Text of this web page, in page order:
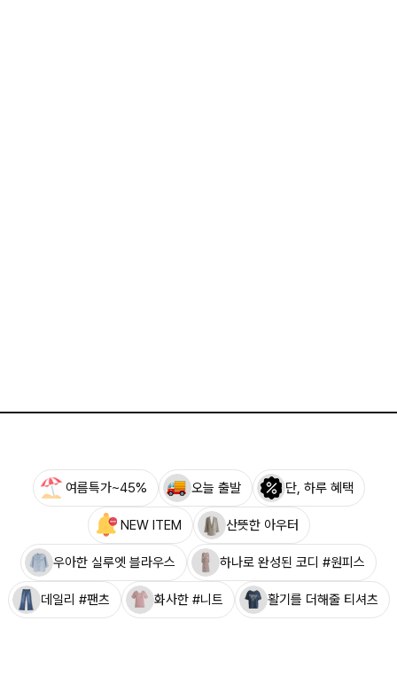
여름특가~45% 오늘 출발 단, 하루 혜택
NEW ITEM 산뜻한 아우터
우아한 실루엣 블라우스 하나로 완성된 코디 #원피스
데일리 #팬츠 화사한 #니트 활기를 더해줄 티셔츠